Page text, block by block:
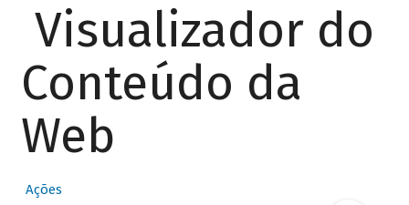
Visualizador do
Conteúdo da
Web
Ações